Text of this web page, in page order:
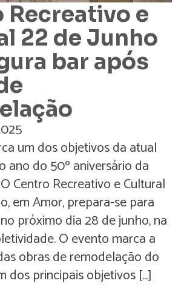
Recreativo e
22 de Junho
bar após
um dos objetivos da atual
ano do 50º aniversário da
Centro Recreativo e Cultural
em Amor, prepara-se para
próximo dia 28 de junho, na
O evento marca a
obras de remodelação do
dos principais objetivos […]